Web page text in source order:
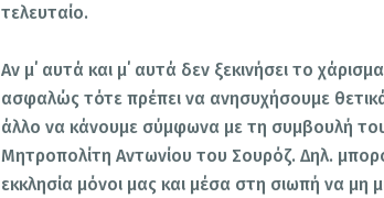
τελευταίο.
Αν μ΄ αυτά και μ΄ αυτά δεν ξεκινήσει το
ασφαλώς τότε πρέπει να ανησυχήσουμε
άλλο να κάνουμε σύμφωνα με τη συμβουλή
Μητροπολίτη Αντωνίου του Σουρόζ. Δηλ.
εκκλησία μόνοι μας και μέσα στη σιωπή να μη